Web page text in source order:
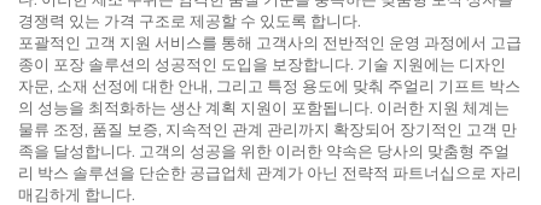
경쟁력 있는 가격 구조로 제공할 수 있도록 합니다.
포괄적인 고객 지원 서비스를 통해 고객사의 전반적인 운영 과정에서 고급
종이 포장 솔루션의 성공적인 도입을 보장합니다. 기술 지원에는 디자인
자문, 소재 선정에 대한 안내, 그리고 특정 용도에 맞춰 주얼리 기프트 박스
의 성능을 최적화하는 생산 계획 지원이 포함됩니다. 이러한 지원 체계는
물류 조정, 품질 보증, 지속적인 관계 관리까지 확장되어 장기적인 고객 만
족을 달성합니다. 고객의 성공을 위한 이러한 약속은 당사의 맞춤형 주얼
리 박스 솔루션을 단순한 공급업체 관계가 아닌 전략적 파트너십으로 자리
매김하게 합니다.